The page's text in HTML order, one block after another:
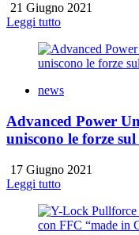
21 Giugno 2021
Leggi tutto
news
Advanced Power
uniscono le forze
17 Giugno 2021
Leggi tutto